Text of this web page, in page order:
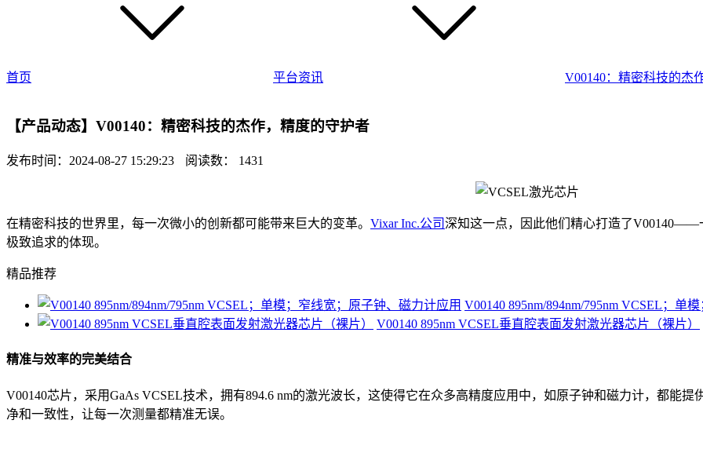
首页 平台资讯 V00140：精密科技的杰
【产品动态】V00140：精密科技的杰作，精度的守护者
发布时间：2024-08-27 15:29:23 阅读数： 1431
在精密科技的世界里，每一次微小的创新都可能带来巨大的变革。 Vixar Inc.公司深知这一点，因此他们精心打造了V00140——
极致追求的体现。
精品推荐
V00140 895nm/894nm/795nm VCSEL；单
V00140 895nm VCSEL垂直腔表面发射激光器芯片（裸片）
精准与效率的完美结合
V00140芯片，采用GaAs VCSEL技术，拥有894.6 nm的激光波长，这使得它在众多高精度应用中，如原子钟和磁力计，都能
净和一致性，让每一次测量都精准无误。